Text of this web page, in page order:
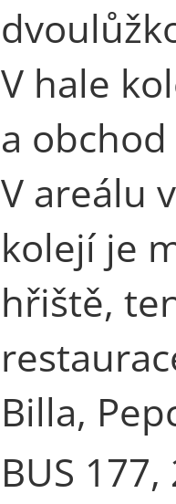
V hale
a
V areálu
kolejí je
hřiště,
Billa,
BUS